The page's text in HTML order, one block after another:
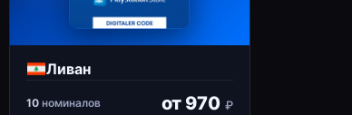
Ливан
10номиналов от 970 ₽